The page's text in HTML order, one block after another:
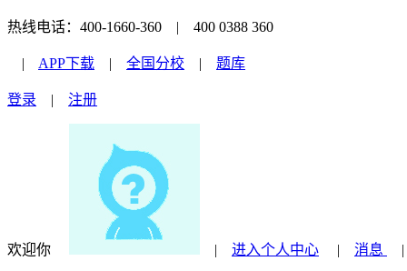
热线电话：400-1660-360 | 400 0388 360
| APP下载 | 全国分校 | 题库
登录 | 注册
欢迎你 | 进入个人中心 | 消息